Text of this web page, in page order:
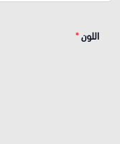
اللون*